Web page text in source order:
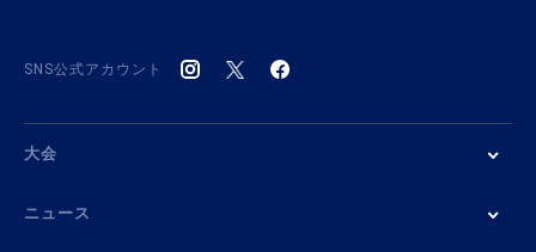
SNS公式アカウント
大会
ニュース